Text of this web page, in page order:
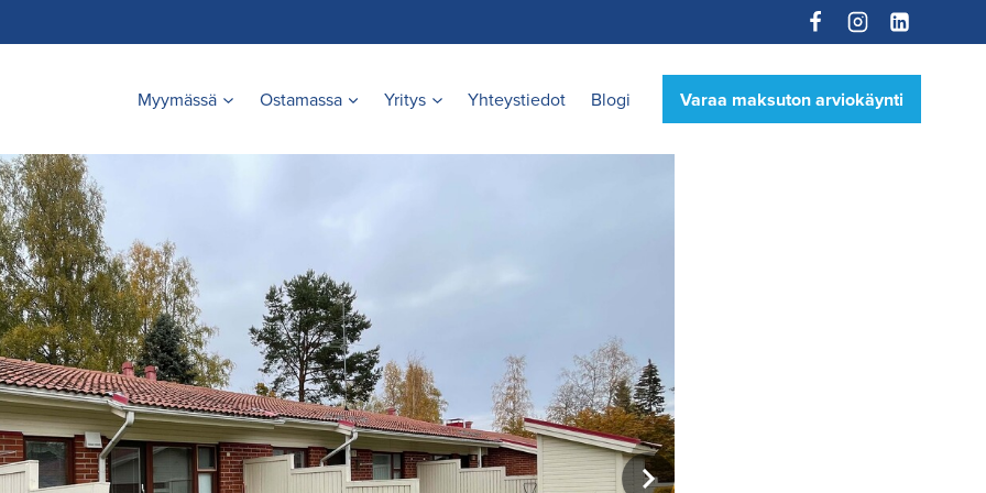
Myymässä Ostamassa Yritys Yhteystiedot Blogi Varaa maksuton arviokäynti